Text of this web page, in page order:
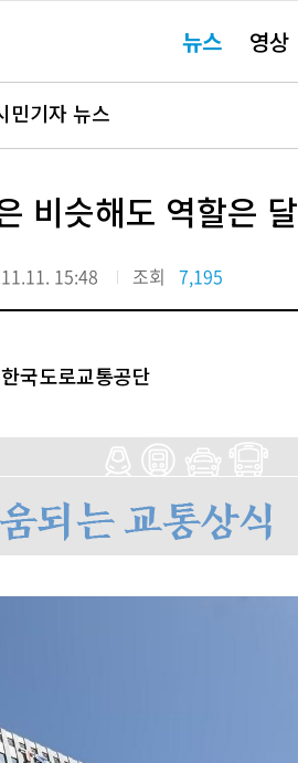
요뉴스 영상
민기자 뉴스
비슷해도 역할은
15:48 조회 7,195
국도로교통공단